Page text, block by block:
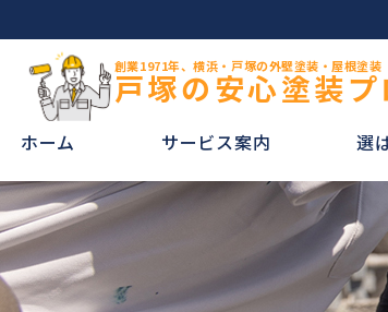
創業1971年、横浜・戸塚の外壁塗装・屋根塗装
戸塚の安心塗装プ
ホーム サービス案内 選